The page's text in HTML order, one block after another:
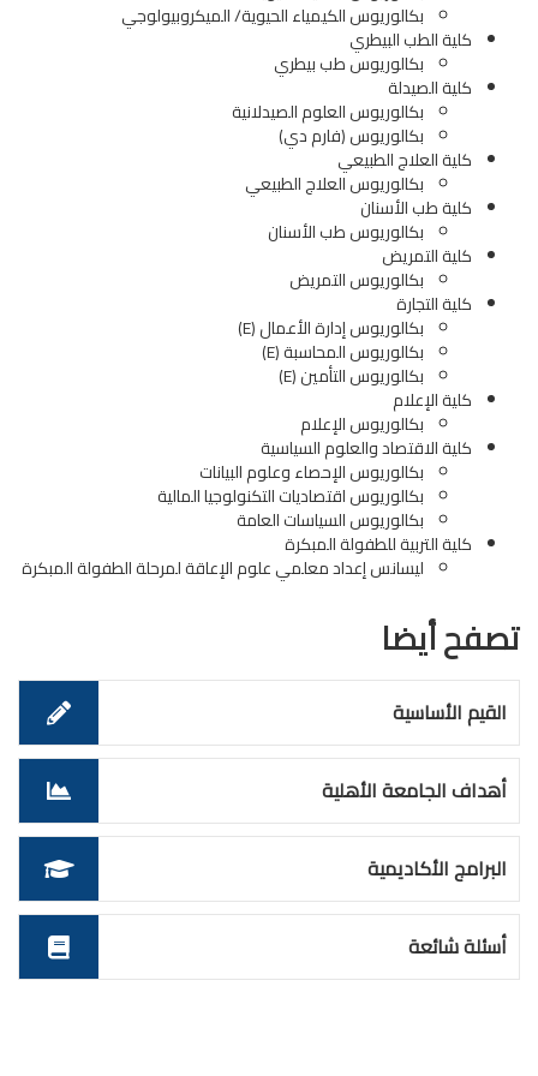
بكالوريوس الكيمياء الحيوية/ الميكروبيولوجي
كلية الطب البيطري
بكالوريوس طب بيطري
كلية الصيدلة
بكالوريوس العلوم الصيدلانية
بكالوريوس (فارم دي)
كلية العلاج الطبيعي
بكالوريوس العلاج الطبيعي
كلية طب الأسنان
بكالوريوس طب الأسنان
كلية التمريض
بكالوريوس التمريض
كلية التجارة
بكالوريوس إدارة الأعمال (E)
بكالوريوس المحاسبة (E)
بكالوريوس التأمين (E)
كلية الإعلام
بكالوريوس الإعلام
كلية الاقتصاد والعلوم السياسية
بكالوريوس الإحصاء وعلوم البيانات
بكالوريوس اقتصاديات التكنولوجيا المالية
بكالوريوس السياسات العامة
كلية التربية للطفولة المبكرة
ليسانس إعداد معلمي علوم الإعاقة لمرحلة الطفولة المبكرة
تصفح أيضا
القيم الأساسية
أهداف الجامعة الأهلية
البرامج الأكاديمية
أسئلة شائعة